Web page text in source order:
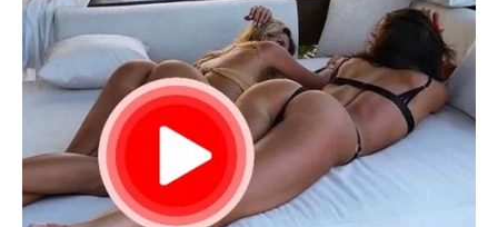
Vage danas osećaju jak uticaj Venere, planete ljubavi. Ovo
je dan za radost, lepotu i iskrene emocije. Mnogi će
poželeti da promene izgled, urede dom ili iznenade
voljenu osobu nečim posebnim.
Na poslu vas očekuju priznanje i podrška, a vaše ideje
mogu doneti novi početak. U ljubavi, Vage koje su u vezi
obnavljaju strast, dok slobodne mogu upoznati osobu